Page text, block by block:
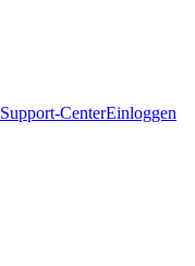
Support-CenterEinloggen